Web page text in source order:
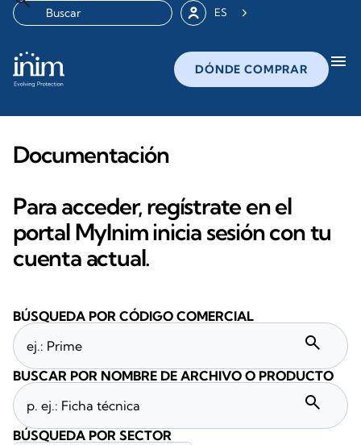
ES
DÓNDE COMPRAR menu
Documentación
Para acceder, regístrate en el
portal MyInim inicia sesión con tu
cuenta actual.
BÚSQUEDA POR CÓDIGO COMERCIAL
search
BUSCAR POR NOMBRE DE ARCHIVO O PRODUCTO
search
BÚSQUEDA POR SECTOR